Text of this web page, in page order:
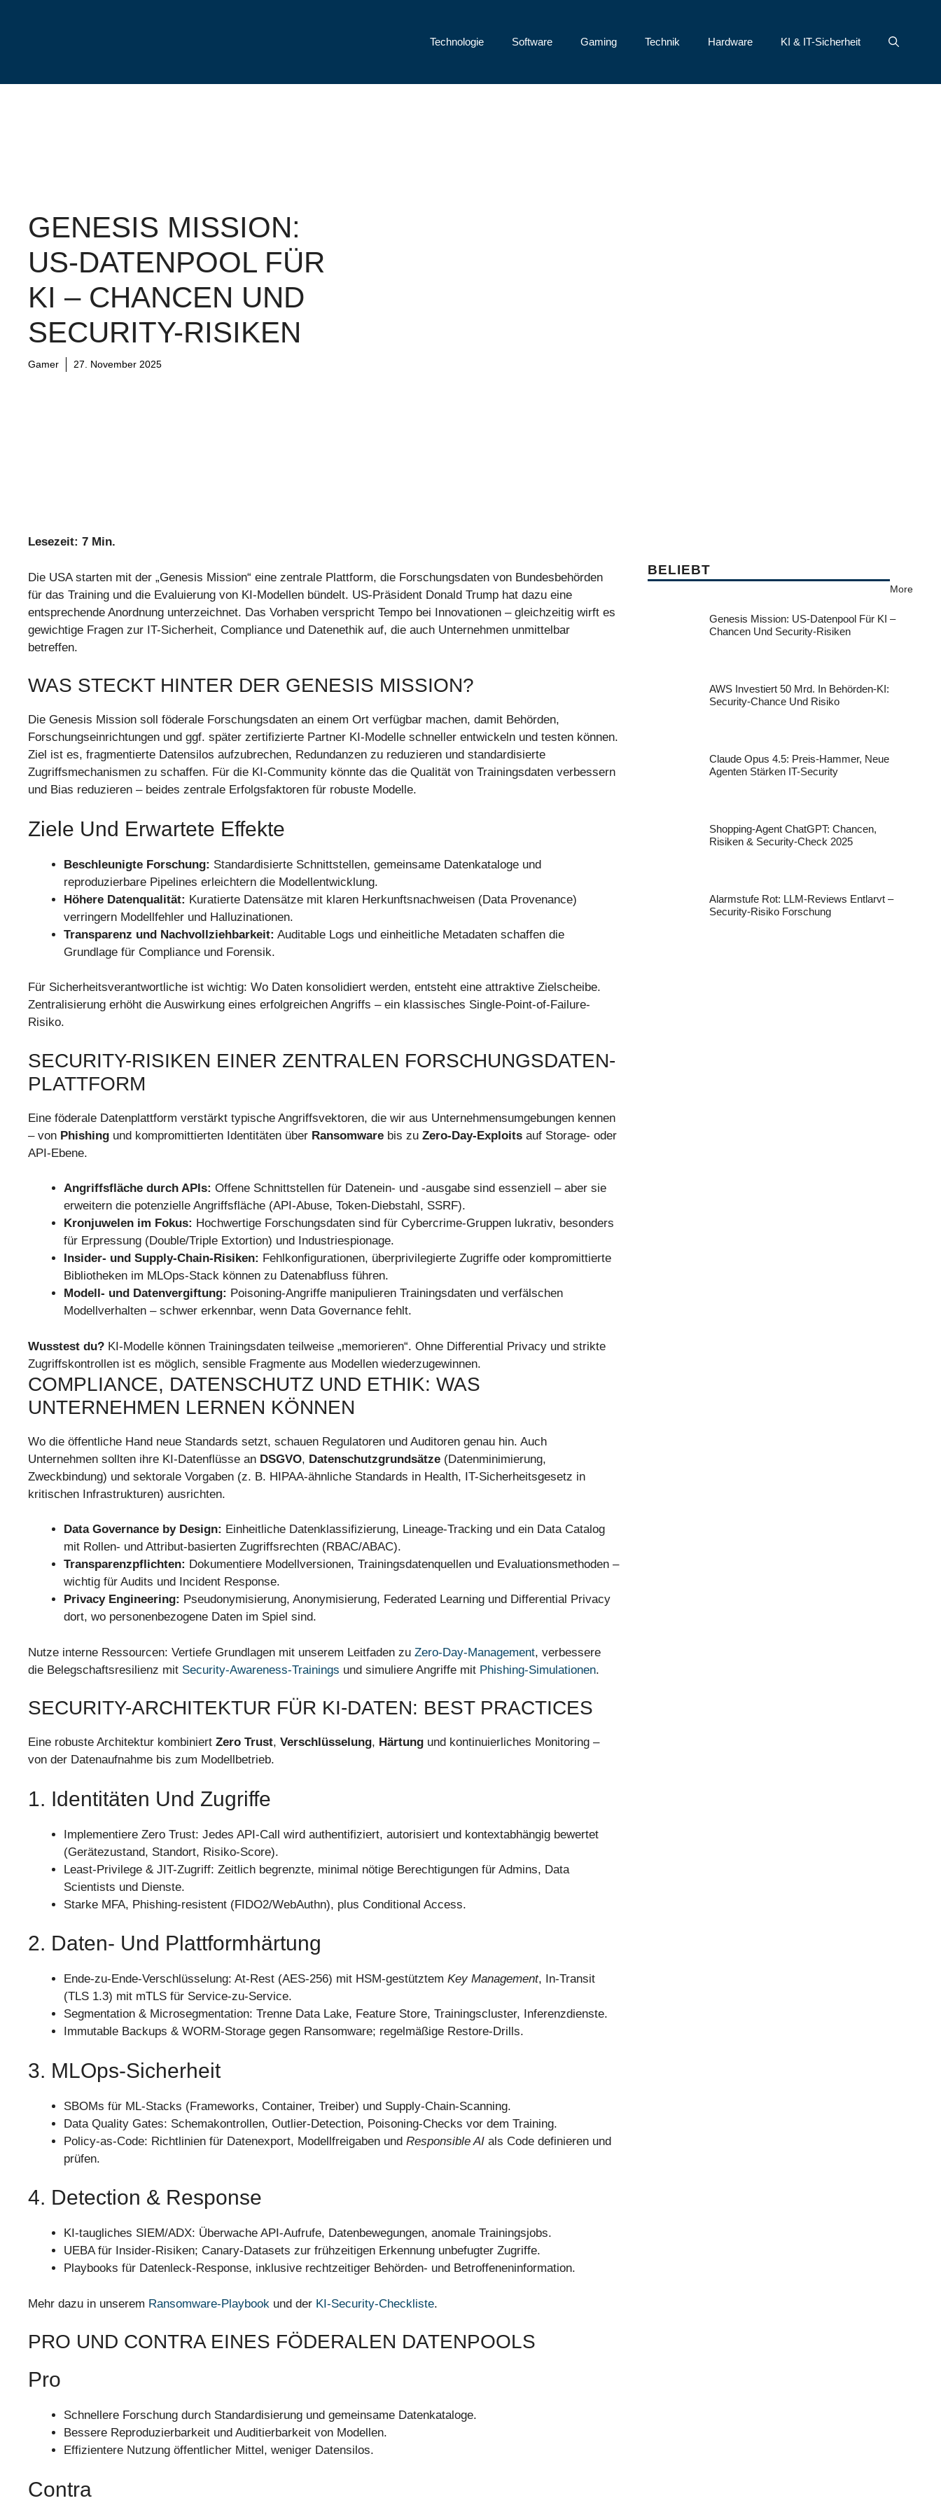
Technologie Software Gaming Technik Hardware KI & IT-Sicherheit
GENESIS MISSION:
US-DATENPOOL FÜR
KI – CHANCEN UND
SECURITY-RISIKEN
Gamer 27. November 2025
Lesezeit: 7 Min.
Die USA starten mit der „Genesis Mission“ eine zentrale Plattform, die Forschungsdaten von Bundesbehörden
für das Training und die Evaluierung von KI-Modellen bündelt. US-Präsident Donald Trump hat dazu eine
entsprechende Anordnung unterzeichnet. Das Vorhaben verspricht Tempo bei Innovationen – gleichzeitig wirft es
gewichtige Fragen zur IT-Sicherheit, Compliance und Datenethik auf, die auch Unternehmen unmittelbar
betreffen.
WAS STECKT HINTER DER GENESIS MISSION?
Die Genesis Mission soll föderale Forschungsdaten an einem Ort verfügbar machen, damit Behörden,
Forschungseinrichtungen und ggf. später zertifizierte Partner KI-Modelle schneller entwickeln und testen können.
Ziel ist es, fragmentierte Datensilos aufzubrechen, Redundanzen zu reduzieren und standardisierte
Zugriffsmechanismen zu schaffen. Für die KI-Community könnte das die Qualität von Trainingsdaten verbessern
und Bias reduzieren – beides zentrale Erfolgsfaktoren für robuste Modelle.
Ziele Und Erwartete Effekte
Beschleunigte Forschung: Standardisierte Schnittstellen, gemeinsame Datenkataloge und
reproduzierbare Pipelines erleichtern die Modellentwicklung.
Höhere Datenqualität: Kuratierte Datensätze mit klaren Herkunftsnachweisen (Data Provenance)
verringern Modellfehler und Halluzinationen.
Transparenz und Nachvollziehbarkeit: Auditable Logs und einheitliche Metadaten schaffen die
Grundlage für Compliance und Forensik.
Für Sicherheitsverantwortliche ist wichtig: Wo Daten konsolidiert werden, entsteht eine attraktive Zielscheibe.
Zentralisierung erhöht die Auswirkung eines erfolgreichen Angriffs – ein klassisches Single-Point-of-Failure-
Risiko.
SECURITY-RISIKEN EINER ZENTRALEN FORSCHUNGSDATEN-
PLATTFORM
Eine föderale Datenplattform verstärkt typische Angriffsvektoren, die wir aus Unternehmensumgebungen kennen
– von Phishing und kompromittierten Identitäten über Ransomware bis zu Zero-Day-Exploits auf Storage- oder
API-Ebene.
Angriffsfläche durch APIs: Offene Schnittstellen für Datenein- und -ausgabe sind essenziell – aber sie
erweitern die potenzielle Angriffsfläche (API-Abuse, Token-Diebstahl, SSRF).
Kronjuwelen im Fokus: Hochwertige Forschungsdaten sind für Cybercrime-Gruppen lukrativ, besonders
für Erpressung (Double/Triple Extortion) und Industriespionage.
Insider- und Supply-Chain-Risiken: Fehlkonfigurationen, überprivilegierte Zugriffe oder kompromittierte
Bibliotheken im MLOps-Stack können zu Datenabfluss führen.
Modell- und Datenvergiftung: Poisoning-Angriffe manipulieren Trainingsdaten und verfälschen
Modellverhalten – schwer erkennbar, wenn Data Governance fehlt.
Wusstest du? KI-Modelle können Trainingsdaten teilweise „memorieren“. Ohne Differential Privacy und strikte
Zugriffskontrollen ist es möglich, sensible Fragmente aus Modellen wiederzugewinnen.
COMPLIANCE, DATENSCHUTZ UND ETHIK: WAS
UNTERNEHMEN LERNEN KÖNNEN
Wo die öffentliche Hand neue Standards setzt, schauen Regulatoren und Auditoren genau hin. Auch
Unternehmen sollten ihre KI-Datenflüsse an DSGVO, Datenschutzgrundsätze (Datenminimierung,
Zweckbindung) und sektorale Vorgaben (z. B. HIPAA-ähnliche Standards in Health, IT-Sicherheitsgesetz in
kritischen Infrastrukturen) ausrichten.
Data Governance by Design: Einheitliche Datenklassifizierung, Lineage-Tracking und ein Data Catalog
mit Rollen- und Attribut-basierten Zugriffsrechten (RBAC/ABAC).
Transparenzpflichten: Dokumentiere Modellversionen, Trainingsdatenquellen und Evaluationsmethoden –
wichtig für Audits und Incident Response.
Privacy Engineering: Pseudonymisierung, Anonymisierung, Federated Learning und Differential Privacy
dort, wo personenbezogene Daten im Spiel sind.
Nutze interne Ressourcen: Vertiefe Grundlagen mit unserem Leitfaden zu Zero-Day-Management, verbessere
die Belegschaftsresilienz mit Security-Awareness-Trainings und simuliere Angriffe mit Phishing-Simulationen.
SECURITY-ARCHITEKTUR FÜR KI-DATEN: BEST PRACTICES
Eine robuste Architektur kombiniert Zero Trust, Verschlüsselung, Härtung und kontinuierliches Monitoring –
von der Datenaufnahme bis zum Modellbetrieb.
1. Identitäten Und Zugriffe
Implementiere Zero Trust: Jedes API-Call wird authentifiziert, autorisiert und kontextabhängig bewertet
(Gerätezustand, Standort, Risiko-Score).
Least-Privilege & JIT-Zugriff: Zeitlich begrenzte, minimal nötige Berechtigungen für Admins, Data
Scientists und Dienste.
Starke MFA, Phishing-resistent (FIDO2/WebAuthn), plus Conditional Access.
2. Daten- Und Plattformhärtung
Ende-zu-Ende-Verschlüsselung: At-Rest (AES-256) mit HSM-gestütztem Key Management, In-Transit
(TLS 1.3) mit mTLS für Service-zu-Service.
Segmentation & Microsegmentation: Trenne Data Lake, Feature Store, Trainingscluster, Inferenzdienste.
Immutable Backups & WORM-Storage gegen Ransomware; regelmäßige Restore-Drills.
3. MLOps-Sicherheit
SBOMs für ML-Stacks (Frameworks, Container, Treiber) und Supply-Chain-Scanning.
Data Quality Gates: Schemakontrollen, Outlier-Detection, Poisoning-Checks vor dem Training.
Policy-as-Code: Richtlinien für Datenexport, Modellfreigaben und Responsible AI als Code definieren und
prüfen.
4. Detection & Response
KI-taugliches SIEM/ADX: Überwache API-Aufrufe, Datenbewegungen, anomale Trainingsjobs.
UEBA für Insider-Risiken; Canary-Datasets zur frühzeitigen Erkennung unbefugter Zugriffe.
Playbooks für Datenleck-Response, inklusive rechtzeitiger Behörden- und Betroffeneninformation.
Mehr dazu in unserem Ransomware-Playbook und der KI-Security-Checkliste.
PRO UND CONTRA EINES FÖDERALEN DATENPOOLS
Pro
Schnellere Forschung durch Standardisierung und gemeinsame Datenkataloge.
Bessere Reproduzierbarkeit und Auditierbarkeit von Modellen.
Effizientere Nutzung öffentlicher Mittel, weniger Datensilos.
Contra
BELIEBT
More
Genesis Mission: US-Datenpool Für KI –
Chancen Und Security-Risiken
AWS Investiert 50 Mrd. In Behörden-KI:
Security-Chance Und Risiko
Claude Opus 4.5: Preis-Hammer, Neue
Agenten Stärken IT-Security
Shopping-Agent ChatGPT: Chancen,
Risiken & Security-Check 2025
Alarmstufe Rot: LLM-Reviews Entlarvt –
Security-Risiko Forschung